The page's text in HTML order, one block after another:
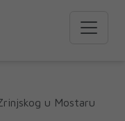
u Mostaru